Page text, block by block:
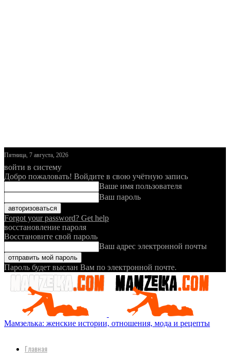
Пятница, 7 августа, 2026
войти в систему
Добро пожаловать! Войдите в свою учётную запись
Ваше имя пользователя
Ваш пароль
Forgot your password? Get help
восстановление пароля
Восстановите свой пароль
Ваш адрес электронной почты
Пароль будет выслан Вам по электронной почте.
Мамзелька: женские истории, отношения, мода и рецепты
Главная